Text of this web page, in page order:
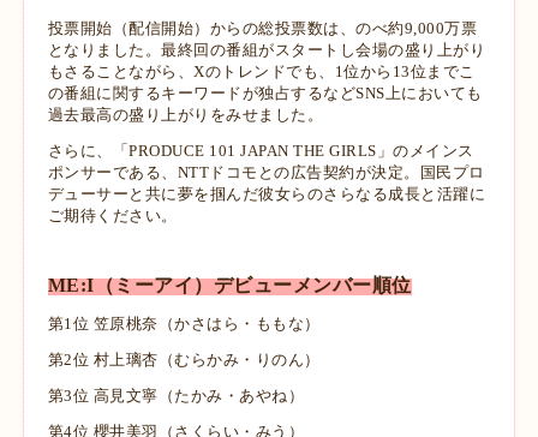
投票開始（配信開始）からの総投票数は、のべ約9,000万票
となりました。最終回の番組がスタートし会場の盛り上がり
もさることながら、Xのトレンドでも、1位から13位までこ
の番組に関するキーワードが独占するなどSNS上においても
過去最高の盛り上がりをみせました。
さらに、「PRODUCE 101 JAPAN THE GIRLS」のメインス
ポンサーである、NTTドコモとの広告契約が決定。国民プロ
デューサーと共に夢を掴んだ彼女らのさらなる成長と活躍に
ご期待ください。
ME:I（ミーアイ）デビューメンバー順位
第1位 笠原桃奈（かさはら・ももな）
第2位 村上璃杏（むらかみ・りのん）
第3位 高見文寧（たかみ・あやね）
第4位 櫻井美羽（さくらい・みう）